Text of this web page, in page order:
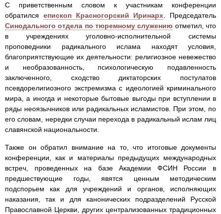
С приветственным словом к участникам конференции
обратился епископ Красногорский Иринарх . Председатель
Синодального отдела по тюремному служению отметил, что
в учреждениях уголовно-исполнительной системы
проповедники радикального ислама находят условия,
благоприятствующие их деятельности: религиозное невежество
и необразованность, психологическую подавленность
заключенного, сходство диктаторских постулатов
псевдорелигиозного экстремизма с идеологией криминального
мира, а иногда и некоторые бытовые выгоды при вступлении в
ряды неоязычников или радикальных исламистов. При этом, по
его словам, нередки случаи перехода в радикальный ислам лиц
славянской национальности.
Также он обратил внимание на то, что итоговые документы
конференции, как и материалы предыдущих международных
встреч, проведенных на базе Академии ФСИН России в
предшествующие годы, явятся ценным методическим
подспорьем как для учреждений и органов, исполняющих
наказания, так и для канонических подразделений Русской
Православной Церкви, других централизованных традиционных